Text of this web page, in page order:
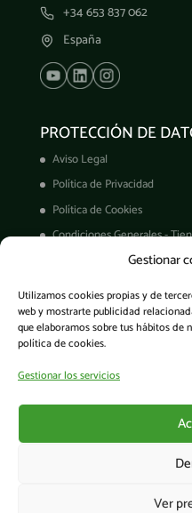
Gestionar
Utilizamos cookies propias y de
web y mostrarte publicidad
que elaboramos sobre tus hábitos de
política de cookies.
Gestionar los servicios
Ver
+34 653 837 062
España
PROTECCIÓN DE
Aviso Legal
Política de Privacidad
Política de Cookies
Condiciones Generales -
Derechos ARCO
Condiciones de Venta
Garantía de productos